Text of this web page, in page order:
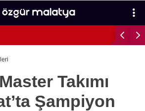
33°
VİDEO
Takımı
Şampiyon